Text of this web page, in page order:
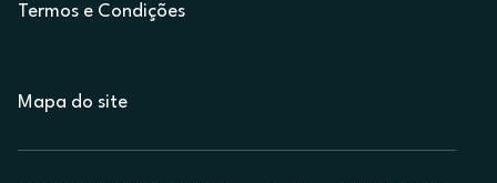
Termos e Condições
Mapa do site